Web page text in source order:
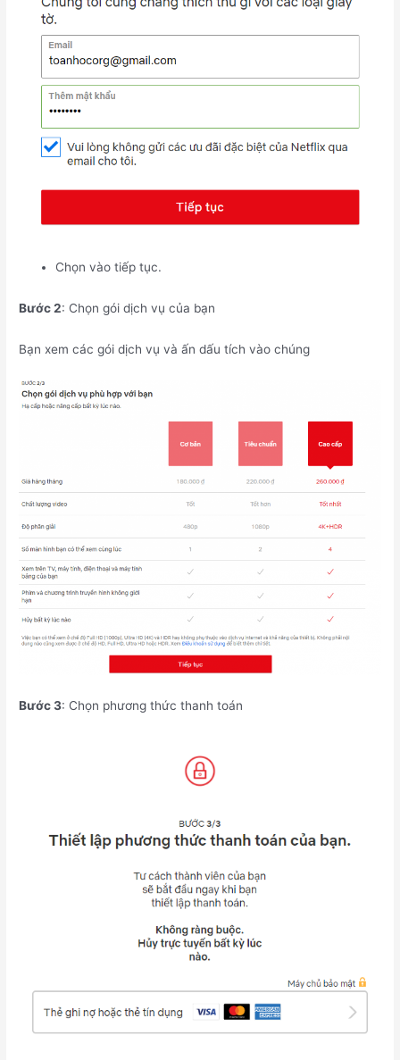
Chọn vào tiếp tục.
Bước 2: Chọn gói dịch vụ của bạn
Bạn xem các gói dịch vụ và ấn dấu tích vào chúng
Bước 3: Chọn phương thức thanh toán